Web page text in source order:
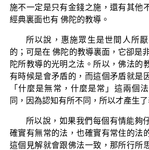
施不一定是只有金錢之施，還有其他
經典裏面也有 佛陀的教導。
所以說，惠施眾生是世間人所
的；可是在 佛陀的教導裏面，它卻是
陀所教導的光明之法。所以，佛法的
有時候是會矛盾的，而這個矛盾就是
「什麼是無常，什麼是常」這兩個
同，因為認知有所不同，所以才產生
所以說，如果我們每個有情能夠
確實有無常的法，也確實有常住的法
這個見解就會跟佛法一致，那所行所